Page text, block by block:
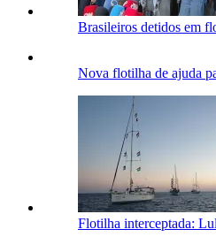
Brasileiros detidos em
Nova flotilha de ajuda
Flotilha interceptada: